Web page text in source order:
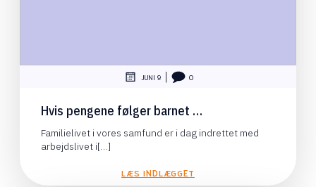
JUNI 9 0
Hvis pengene følger barnet …
Familielivet i vores samfund er i dag indrettet med
arbejdslivet i[…]
LÆS INDLÆGGET